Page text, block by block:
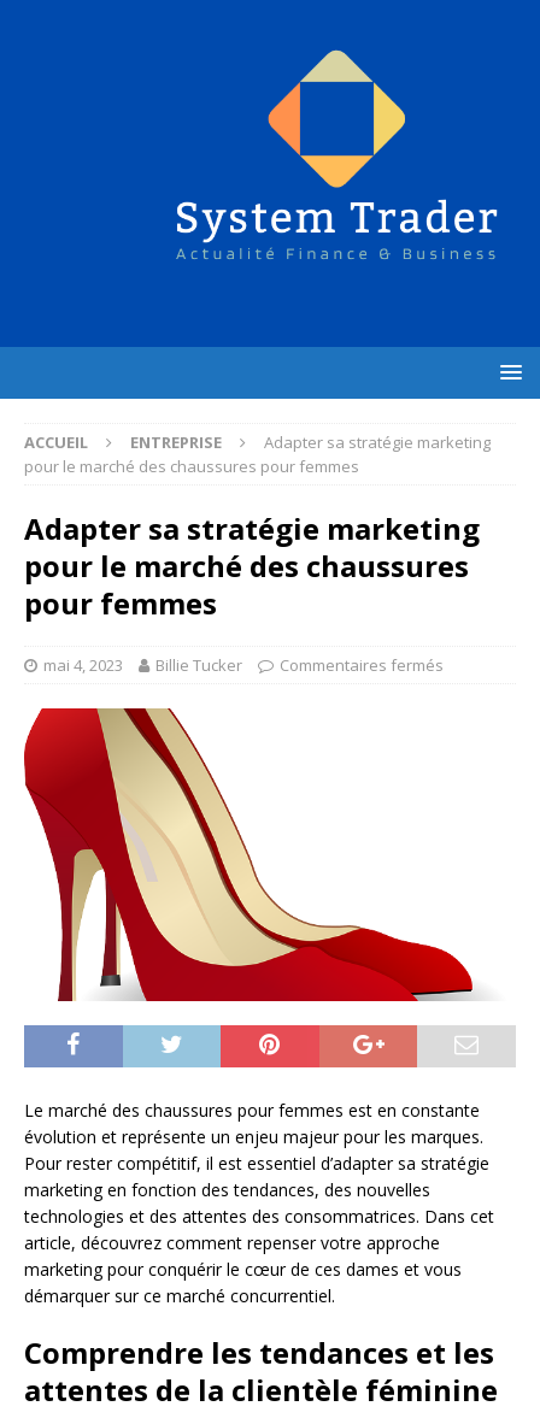
ACCUEIL ENTREPRISE
Adapter sa stratégie marketing
pour le marché des chaussures pour femmes
Adapter sa stratégie marketing
pour le marché des chaussures
pour femmes
mai 4, 2023 Billie Tucker Commentaires fermés
Le marché des chaussures pour femmes est en constante
évolution et représente un enjeu majeur pour les marques.
Pour rester compétitif, il est essentiel d’adapter sa stratégie
marketing en fonction des tendances, des nouvelles
technologies et des attentes des consommatrices. Dans cet
article, découvrez comment repenser votre approche
marketing pour conquérir le cœur de ces dames et vous
démarquer sur ce marché concurrentiel.
Comprendre les tendances et les
attentes de la clientèle féminine